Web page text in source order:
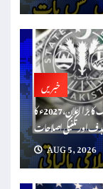
خبریں
پاکستان میں سود سے پاک اسلامی مالیاتی نظام کا نفاذ: اسٹیٹ بینک کا بڑا اعلان، 2027ء کا
ہدف اور تکنیکی اصلاحات
AUG 5, 2026